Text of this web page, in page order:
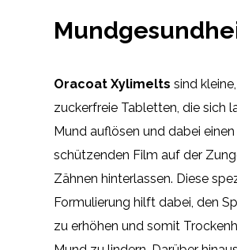
Oracoat Xylimelts sind kleine,
zuckerfreie Tabletten, die sich
Mund auflösen und dabei einen
schützenden Film auf der
Zähnen hinterlassen. Diese
Formulierung hilft dabei, den
zu erhöhen und somit